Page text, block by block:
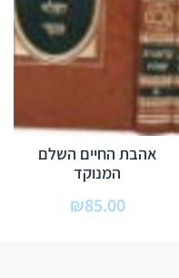
אהבת החיים השלם
המנוקד
₪85.00